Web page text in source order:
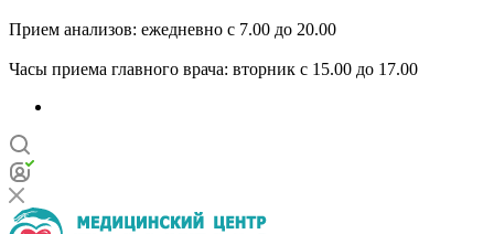
Прием анализов: ежедневно с 7.00 до 20.00
Часы приема главного врача: вторник с 15.00 до 17.00